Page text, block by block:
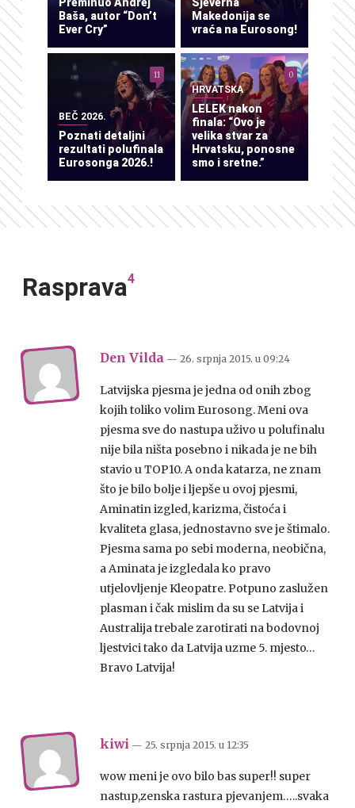
Baša, autor “Don’t
Ever Cry”
Makedonija se
vraća na Eurosong!
BEČ 2026.
Poznati detaljni
rezultati polufinala
Eurosonga 2026.!
11
HRVATSKA
LELEK nakon
finala: “Ovo je
velika stvar za
Hrvatsku, ponosne
smo i sretne.”
0
Rasprava4
Den Vilda — 26. srpnja 2015. u 09:24
Latvijska pjesma je jedna od onih zbog
kojih toliko volim Eurosong. Meni ova
pjesma sve do nastupa uživo u polufinalu
nije bila ništa posebno i nikada je ne bih
stavio u TOP10. A onda katarza, ne znam
što je bilo bolje i ljepše u ovoj pjesmi,
Aminatin izgled, karizma, čistoća i
kvaliteta glasa, jednostavno sve je štimalo.
Pjesma sama po sebi moderna, neobična,
a Aminata je izgledala ko pravo
utjelovljenje Kleopatre. Potpuno zaslužen
plasman i čak mislim da su se Latvija i
Australija trebale zarotirati na bodovnoj
ljestvici tako da Latvija uzme 5. mjesto…
Bravo Latvija!
kiwi — 25. srpnja 2015. u 12:35
wow meni je ovo bilo bas super!! super
nastup,zenska rastura pjevanjem…..svaka